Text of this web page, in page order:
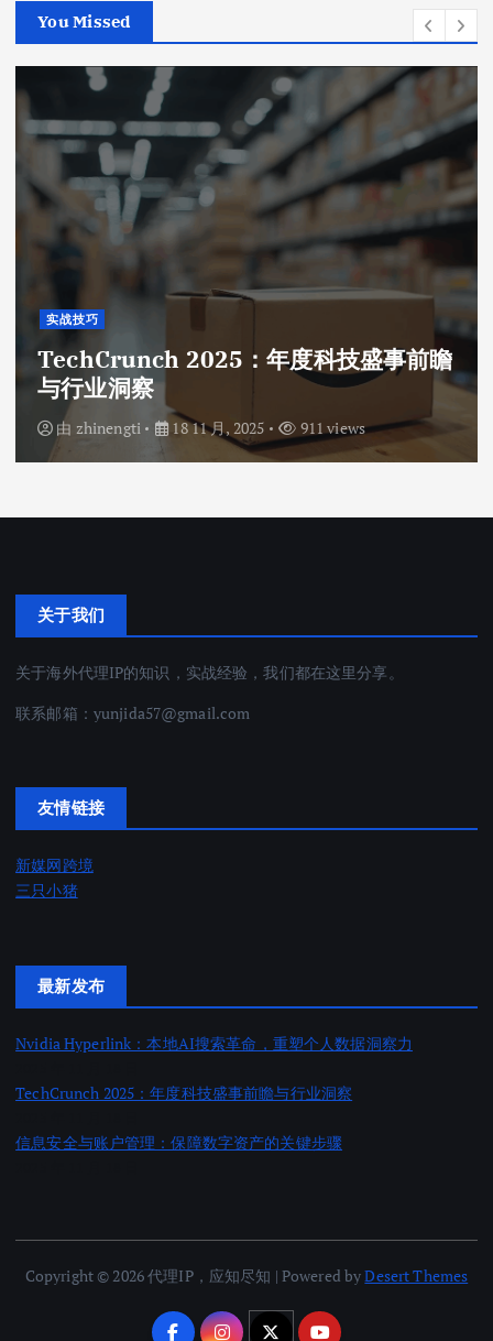
You Missed
实战技巧
TechCrunch 2025：年度科技盛事前瞻
与行业洞察
由 zhinengti 18 11 月, 2025 911 views
关于我们
关于海外代理IP的知识，实战经验，我们都在这里分享。
联系邮箱： yunjida57@gmail.com
友情链接
新媒网跨境
三只小猪
最新发布
Nvidia Hyperlink：本地AI搜索革命，重塑个人数据洞察力
TechCrunch 2025：年度科技盛事前瞻与行业洞察
信息安全与账户管理：保障数字资产的关键步骤
Copyright © 2026 代理IP，应知尽知 | Powered byDesert Themes